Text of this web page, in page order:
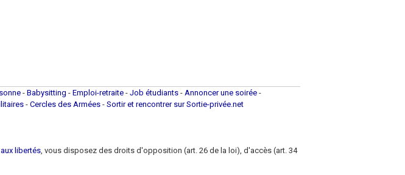
- Babysitting - Emploi-retraite - Job étudiants - Annoncer une soirée -
- Cercles des Armées - Sortir et rencontrer sur Sortie-privée.net
libertés, vous disposez des droits d'opposition (art. 26 de la loi), d'accès (art. 34